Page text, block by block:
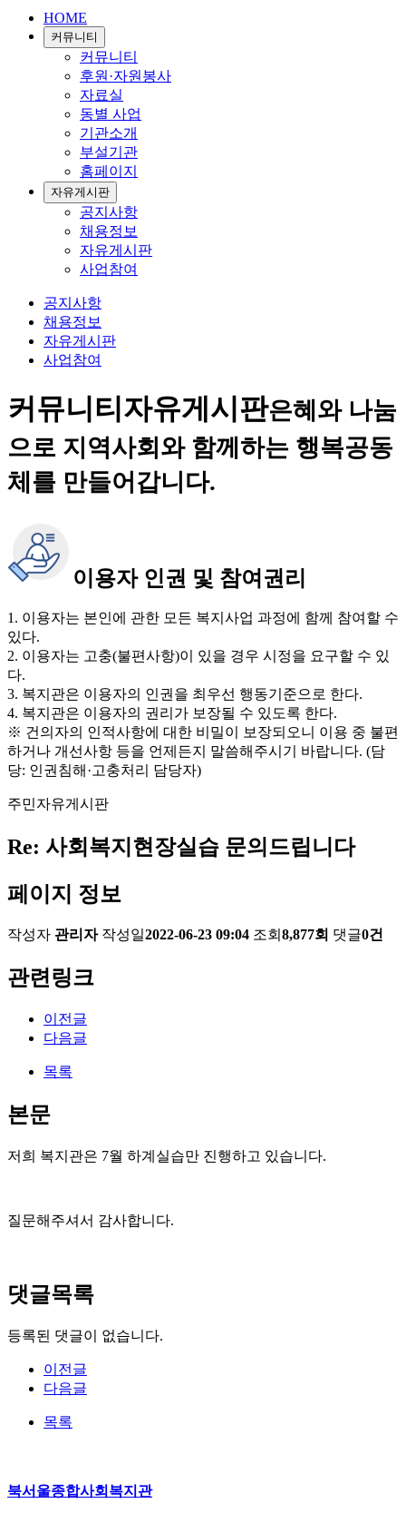
HOME
커뮤니티
커뮤니티
후원·자원봉사
자료실
동별 사업
기관소개
부설기관
홈페이지
자유게시판
공지사항
채용정보
자유게시판
사업참여
공지사항
채용정보
자유게시판
사업참여
커뮤니티자유게시판은혜와 나눔
으로 지역사회와 함께하는 행복공동
체를 만들어갑니다.
이용자 인권 및 참여권리
1. 이용자는 본인에 관한 모든 복지사업 과정에 함께 참여할 수
있다.
2. 이용자는 고충(불편사항)이 있을 경우 시정을 요구할 수 있
다.
3. 복지관은 이용자의 인권을 최우선 행동기준으로 한다.
4. 복지관은 이용자의 권리가 보장될 수 있도록 한다.
※ 건의자의 인적사항에 대한 비밀이 보장되오니 이용 중 불편
하거나 개선사항 등을 언제든지 말씀해주시기 바랍니다. (담
당: 인권침해·고충처리 담당자)
주민자유게시판
Re: 사회복지현장실습 문의드립니다
페이지 정보
작성자 관리자 작성일2022-06-23 09:04 조회 8,877회 댓글0건
관련링크
이전글
다음글
목록
본문
저희 복지관은 7월 하계실습만 진행하고 있습니다.
질문해주셔서 감사합니다.
댓글목록
등록된 댓글이 없습니다.
이전글
다음글
목록
북서울종합사회복지관